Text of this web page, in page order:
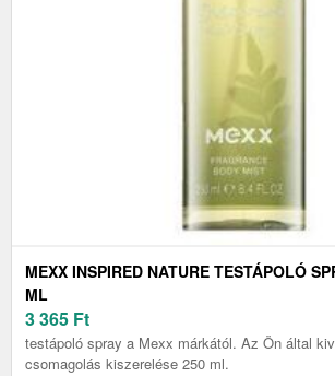
MEXX INSPIRED NATURE TESTÁPOLÓ
ML
3 365 Ft
testápoló spray a Mexx márkától. Az Ön által
csomagolás kiszerelése 250 ml.